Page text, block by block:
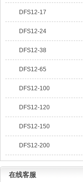
DFS12-17
DFS12-24
DFS12-38
DFS12-65
DFS12-100
DFS12-120
DFS12-150
DFS12-200
在线客服